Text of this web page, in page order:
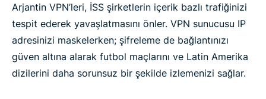
ExpressVPN Hakkındaki Müşteri Yorumları
Arjantin VPN’leriyle İlgili SSS
Arjantin VPN’leri, İSS şirketlerin içerik bazlı trafiğinizi
tespit ederek yavaşlatmasını önler. VPN sunucusu IP
adresinizi maskelerken; şifreleme de bağlantınızı
güven altına alarak futbol maçlarını ve Latin Amerika
dizilerini daha sorunsuz bir şekilde izlemenizi sağlar.